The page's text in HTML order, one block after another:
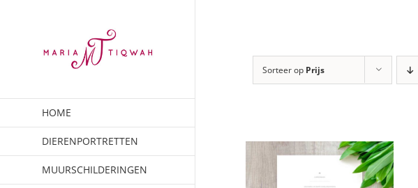
HOME
DIERENPORTRETTEN
MUURSCHILDERINGEN
Sorteer op Prijs